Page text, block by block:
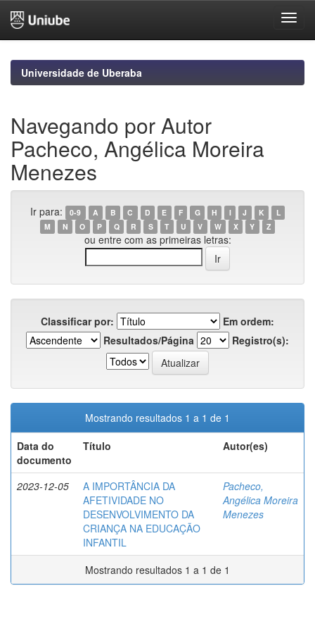
navigationUniversidade de Uberaba
Navegando por Autor
Pacheco, Angélica Moreira
Menezes
Ir para: 0-9 A B C D E F G H I J K
L
M
N O P Q R S T U V W X Y Z
ou entre com as primeiras letras:
Classificar por:
Em ordem:
Resultados/Página
Registro(s):
Mostrando resultados 1 a 1 de 1
Data do
documento
Título Autor(es)
2023-12-05
A IMPORTÂNCIA DA
AFETIVIDADE NO
DESENVOLVIMENTO DA
CRIANÇA NA EDUCAÇÃO
INFANTIL
Pacheco,
Angélica Moreira
Menezes
Mostrando resultados 1 a 1 de 1